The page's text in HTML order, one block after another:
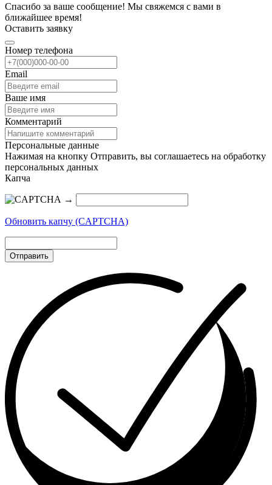
Спасибо за ваше сообщение! Мы свяжемся с вами в
ближайшее время!
Оставить заявку
Номер телефона
Email
Ваше имя
Комментарий
Персональные данные
Нажимая на кнопку Отправить, вы соглашаетесь на обработку
персональных данных
Капча
→
Обновить капчу (CAPTCHA)
Отправить